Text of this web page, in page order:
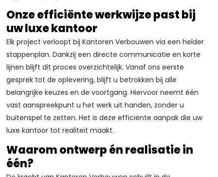
Onze efficiënte werkwijze past bij
uw luxe kantoor
Elk project verloopt bij Kantoren Verbouwen via een helder
stappenplan. Dankzij een directe communicatie en korte
lijnen blijft dit proces overzichtelijk. Vanaf ons eerste
gesprek tot de oplevering, blijft u betrokken bij alle
belangrijke keuzes en de voortgang. Hiervoor neemt één
vast aanspreekpunt u het werk uit handen, zonder u
buitenspel te zetten. Het is deze efficiënte aanpak die uw
luxe kantoor tot realiteit maakt.
Waarom ontwerp én realisatie in
één?